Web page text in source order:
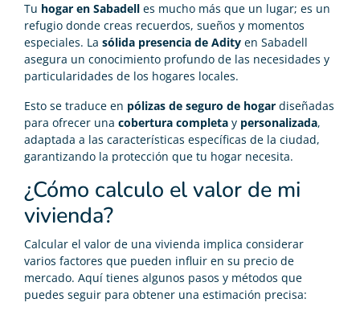
Tu hogar en Sabadell es mucho más que un lugar; es un
refugio donde creas recuerdos, sueños y momentos
especiales. La sólida presencia de Adity en Sabadell
asegura un conocimiento profundo de las necesidades y
particularidades de los hogares locales.
Esto se traduce en pólizas de seguro de hogar diseñadas
para ofrecer una cobertura completa y personalizada,
adaptada a las características específicas de la ciudad,
garantizando la protección que tu hogar necesita.
¿Cómo calculo el valor de mi
vivienda?
Calcular el valor de una vivienda implica considerar
varios factores que pueden influir en su precio de
mercado. Aquí tienes algunos pasos y métodos que
puedes seguir para obtener una estimación precisa: